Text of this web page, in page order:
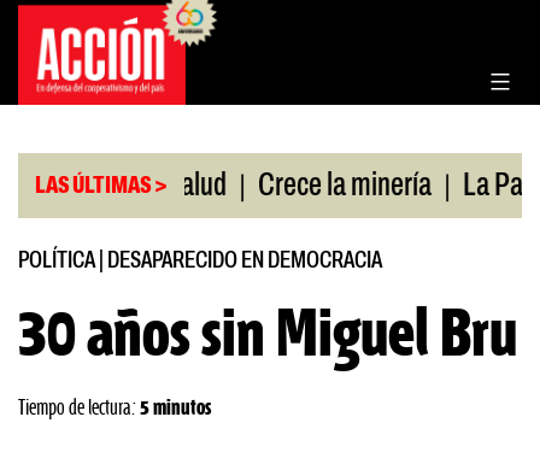
Saltar
contenido
LAS ÚLTIMAS >
de salud Crece la minería | La Pampa.
POLÍTICA| DESAPARECIDO EN DEMOCRACIA
30 años sin Miguel Bru
Tiempo de lectura: 5 minutos